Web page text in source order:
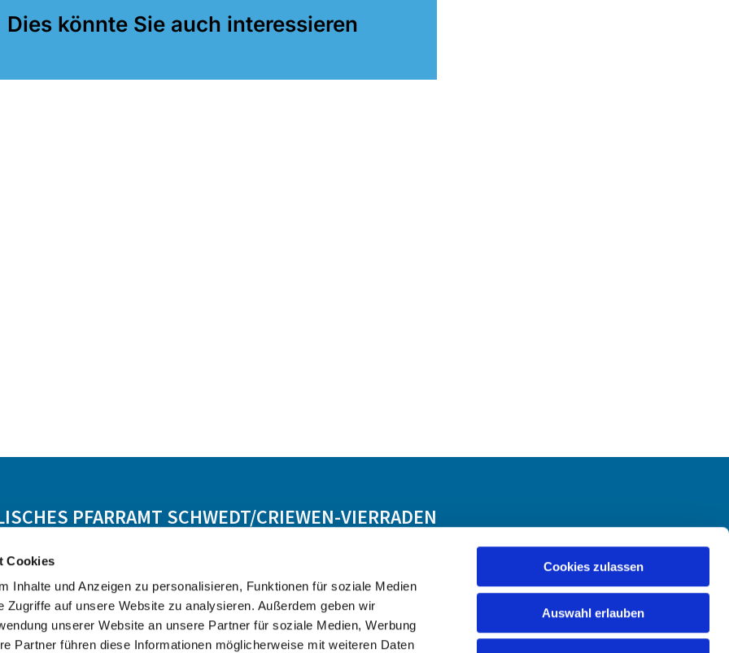
Cookies
Inhalte und Anzeigen zu personalisieren, Funktionen für soziale Medien
Zugriffe auf unsere Website zu analysieren. Außerdem geben wir
unserer Website an unsere Partner für soziale Medien, Werbung
Partner führen diese Informationen möglicherweise mit weiteren Daten
Cookies zulassen
Auswahl erlauben
Dies könnte Sie auch interessieren
PFARRAMT SCHWEDT/CRIEWEN-VIERRADEN
Lebensbegleitung